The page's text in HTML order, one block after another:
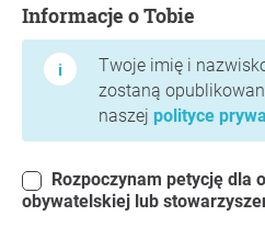
Informacje o Tobie
Twoje imię i
zostaną
naszej polityce
obywatelskiej lub